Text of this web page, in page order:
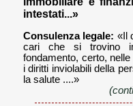
intestati...»
Consulenza legale: «Il
cari che si trovino
fondamento, certo,
i diritti inviolabili della
la salute ....»